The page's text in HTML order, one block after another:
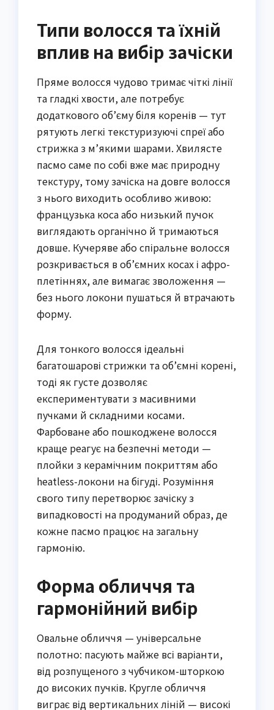
Типи волосся та їхній
вплив на вибір зачіски
Пряме волосся чудово тримає чіткі лінії
та гладкі хвости, але потребує
додаткового об’єму біля коренів — тут
рятують легкі текстуризуючі спреї або
стрижка з м’якими шарами. Хвилясте
пасмо саме по собі вже має природну
текстуру, тому зачіска на довге волосся
з нього виходить особливо живою:
французька коса або низький пучок
виглядають органічно й тримаються
довше. Кучеряве або спіральне волосся
розкривається в об’ємних косах і афро-
плетіннях, але вимагає зволоження —
без нього локони пушаться й втрачають
форму.
Для тонкого волосся ідеальні
багатошарові стрижки та об’ємні корені,
тоді як густе дозволяє
експериментувати з масивними
пучками й складними косами.
Фарбоване або пошкоджене волосся
краще реагує на безпечні методи —
плойки з керамічним покриттям або
heatless-локони на бігуді. Розуміння
свого типу перетворює зачіску з
випадковості на продуманий образ, де
кожне пасмо працює на загальну
гармонію.
Форма обличчя та
гармонійний вибір
Овальне обличчя — універсальне
полотно: пасують майже всі варіанти,
від розпущеного з чубчиком-шторкою
до високих пучків. Кругле обличчя
виграє від вертикальних ліній — високі